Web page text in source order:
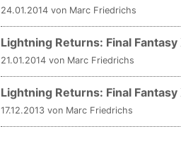
24.01.2014 von Marc Friedrichs
Lightning Returns: Final
21.01.2014 von Marc Friedrichs
Lightning Returns: Final
17.12.2013 von Marc Friedrichs